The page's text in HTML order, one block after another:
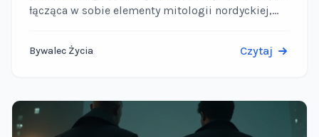
łącząca w sobie elementy mitologii nordyckiej,
często mylony z hollywoodzkimi produkcjami o
Bywalec Życia Czytaj